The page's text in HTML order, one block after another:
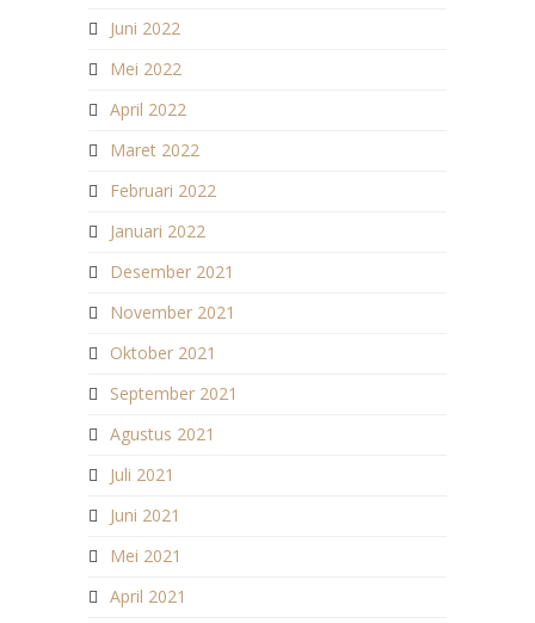
Juni 2022
Mei 2022
April 2022
Maret 2022
Februari 2022
Januari 2022
Desember 2021
November 2021
Oktober 2021
September 2021
Agustus 2021
Juli 2021
Juni 2021
Mei 2021
April 2021